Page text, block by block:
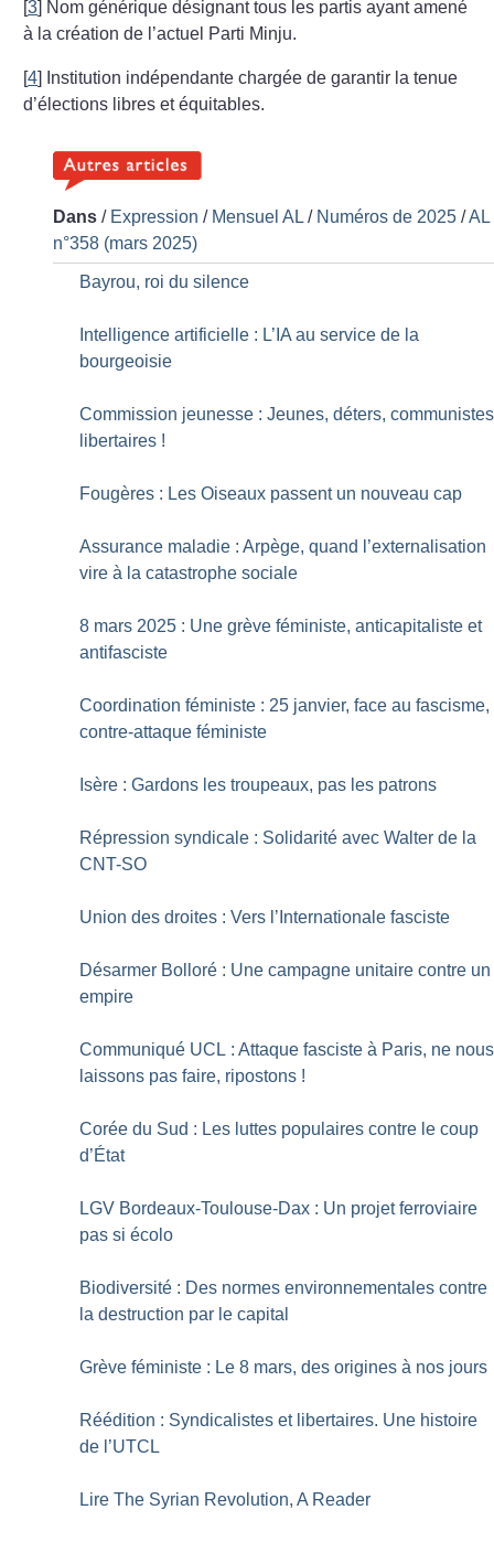
[3] Nom générique désignant tous les partis ayant amené
à la création de l’actuel Parti Minju.
[4]
Institution indépendante chargée de garantir la tenue
d’élections libres et équitables.
Dans / Expression / Mensuel AL / Numéros de 2025 /AL
n°358 (mars 2025)
Bayrou, roi du silence
Intelligence artificielle : L’IA au service de la
bourgeoisie
Commission jeunesse : Jeunes, déters, communistes
libertaires !
Fougères : Les Oiseaux passent un nouveau cap
Assurance maladie : Arpège, quand l’externalisation
vire à la catastrophe sociale
8 mars 2025 : Une grève féministe, anticapitaliste et
antifasciste
Coordination féministe : 25 janvier, face au fascisme,
contre-attaque féministe
Isère : Gardons les troupeaux, pas les patrons
Répression syndicale : Solidarité avec Walter de la
CNT-SO
Union des droites : Vers l’Internationale fasciste
Désarmer Bolloré : Une campagne unitaire contre un
empire
Communiqué UCL : Attaque fasciste à Paris, ne nous
laissons pas faire, ripostons !
Corée du Sud : Les luttes populaires contre le coup
d’État
LGV Bordeaux-Toulouse-Dax : Un projet ferroviaire
pas si écolo
Biodiversité : Des normes environnementales contre
la destruction par le capital
Grève féministe : Le 8 mars, des origines à nos jours
Réédition : Syndicalistes et libertaires. Une histoire
de l’UTCL
Lire The Syrian Revolution, A Reader